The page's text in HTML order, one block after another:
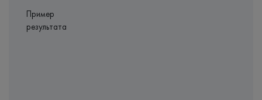
Пример
результата